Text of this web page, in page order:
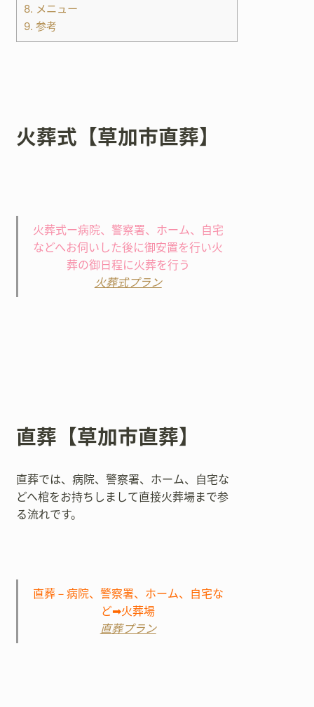
8. メニュー
9. 参考
火葬式【草加市直葬】
火葬式ー病院、警察署、ホーム、自宅
などへお伺いした後に御安置を行い火
葬の御日程に火葬を行う
火葬式プラン
直葬【草加市直葬】
直葬では、病院、警察署、ホーム、自宅な
どへ棺をお持ちしまして直接火葬場まで参
る流れです。
直葬－病院、警察署、ホーム、自宅な
ど➡火葬場
直葬プラン